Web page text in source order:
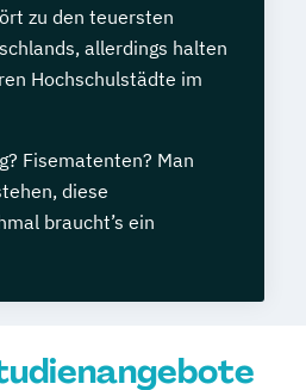
zu den teuersten
allerdings halten
Hochschulstädte im
Fisematenten? Man
diese
braucht’s ein